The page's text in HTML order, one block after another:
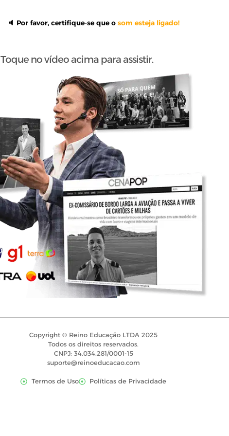
🔈 Por favor, certifique-se que o som esteja ligado!
Toque no vídeo acima para assistir.
Copyright © Reino Educação LTDA 2025
Todos os direitos reservados.
CNPJ: 34.034.281/0001-15
suporte@reinoeducacao.com
Termos de Uso Políticas de Privacidade